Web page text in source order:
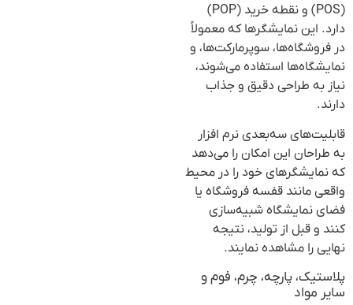
(POS) و نقطه خرید (POP)
دارد. این نمایشگرها که معمولاً
در فروشگاه‌ها، سوپرمارکت‌ها، و
نمایشگاه‌ها استفاده می‌شوند،
نیاز به طراحی دقیق و جذاب
دارند.
قابلیت‌های سه‌بعدی نرم افزار
به طراحان این امکان را می‌دهد
که نمایشگرهای خود را در محیط
واقعی مانند قفسه فروشگاه یا
فضای نمایشگاه شبیه‌سازی
کنند و قبل از تولید، نتیجه
نهایی را مشاهده نمایند.
پلاستیک، پارچه، چرم، فوم و
سایر مواد